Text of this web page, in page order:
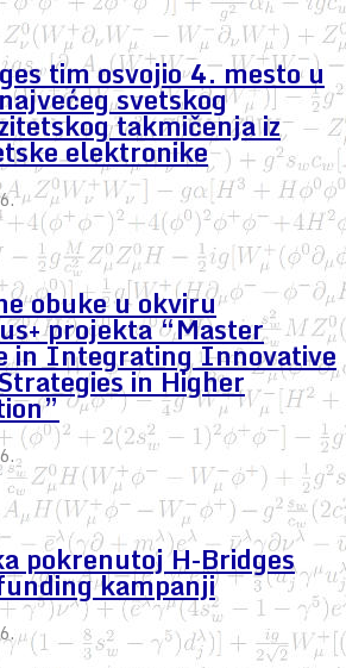
tim osvojio 4. mesto u
svetskog
takmičenja iz
elektronike
obuke u okviru
projekta “Master
in Integrating Innovative
in Higher
pokrenutoj H-Bridges
kampanji